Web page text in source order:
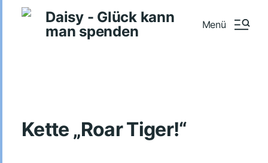
Daisy - Glück kann
man spenden
Menü
Kette „Roar Tiger!“